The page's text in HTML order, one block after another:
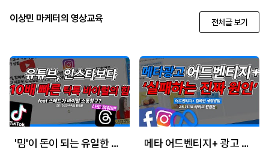
이상민 마케터의 영상교육 전체글 보기
'밈'이 돈이 되는 유일한 곳, 틱톡 광고가 바이럴 마케팅을 장악한 비결 메타 어드벤티지+ 광고 절대 실패하지 않는 세팅방법!